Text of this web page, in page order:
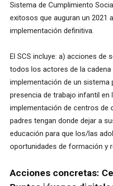
Sistema de Cumplimiento
exitosos que auguran un 2021
implementación definitiva.
El SCS incluye: a) acciones de
todos los actores de la cadena
implementación de un sistema
presencia de trabajo infantil
implementación de centros de
padres tengan donde dejar a
educación para que los/las
oportunidades de formación y
Acciones concretas: